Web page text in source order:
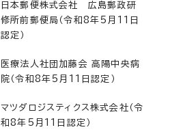
日本郵便株式会社 広島郵政研
修所前郵便局（令和8年5月11日
認定）
医療法人社団加藤会 高陽中央病
院（令和8年5月11日認定）
マツダロジスティクス株式会社（令
和8年5月11日認定）